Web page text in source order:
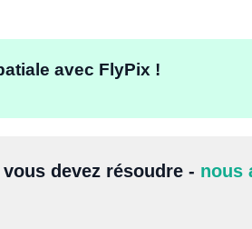
avec FlyPix !
devez résoudre - nous